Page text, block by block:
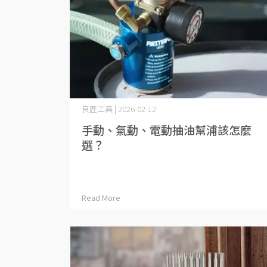
手動、氣動、電動抽油幫浦該怎麼
選？
良匠工具 | 2026-02-12
Read More